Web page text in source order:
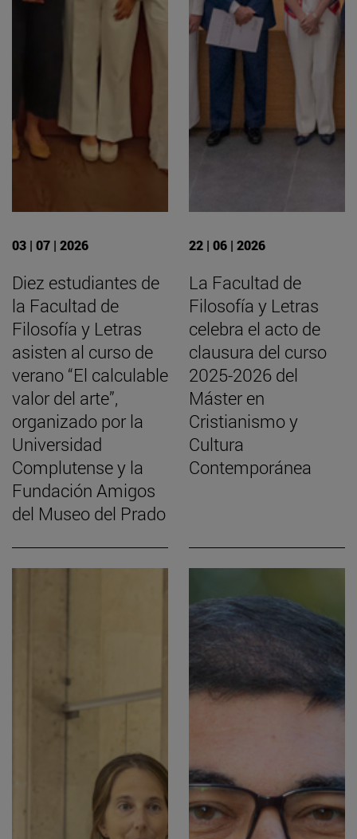
03 | 07 | 2026
Diez estudiantes de
la Facultad de
Filosofía y Letras
asisten al curso de
verano “El calculable
valor del arte”,
organizado por la
Universidad
Complutense y la
Fundación Amigos
del Museo del Prado
22 | 06 | 2026
La Facultad de
Filosofía y Letras
celebra el acto de
clausura del curso
2025-2026 del
Máster en
Cristianismo y
Cultura
Contemporánea